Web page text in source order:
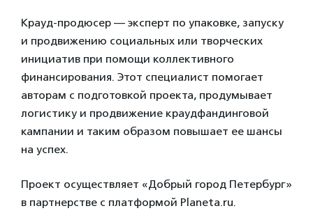
Крауд-продюсер — эксперт по упаковке, запуску
и продвижению социальных или творческих
инициатив при помощи коллективного
финансирования. Этот специалист помогает
авторам с подготовкой проекта, продумывает
логистику и продвижение краудфандинговой
кампании и таким образом повышает ее шансы
на успех.
Проект осуществляет «Добрый город Петербург»
в партнерстве с платформой Planeta.ru.